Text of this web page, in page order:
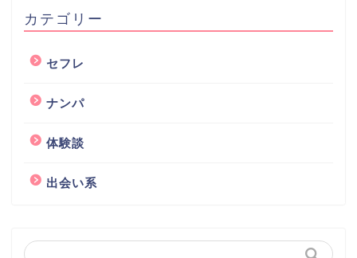
カテゴリー
セフレ
ナンパ
体験談
出会い系